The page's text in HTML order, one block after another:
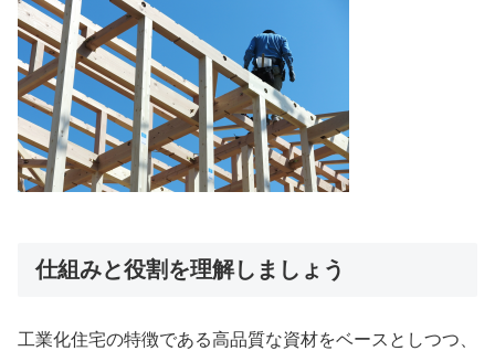
仕組みと役割を理解しましょう
工業化住宅の特徴である高品質な資材をベースとしつつ、